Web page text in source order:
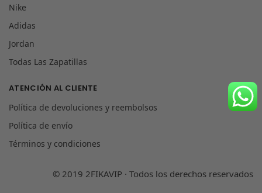
Nike
Adidas
Jordan
Todas Las Zapatillas
ATENCIÓN AL CLIENTE
Política de devoluciones y reembolsos
Política de envío
Términos y condiciones
© 2019 2FIKAVIP · Todos los derechos reservados